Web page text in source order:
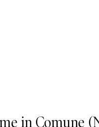
in Comune